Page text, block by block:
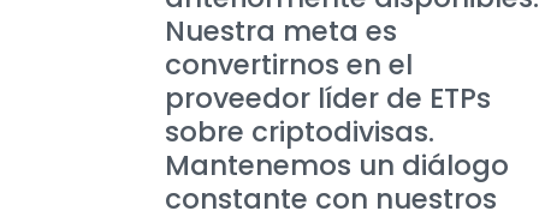
Nuestra meta es
convertirnos en el
proveedor líder de ETPs
sobre criptodivisas.
Mantenemos un diálogo
constante con nuestros